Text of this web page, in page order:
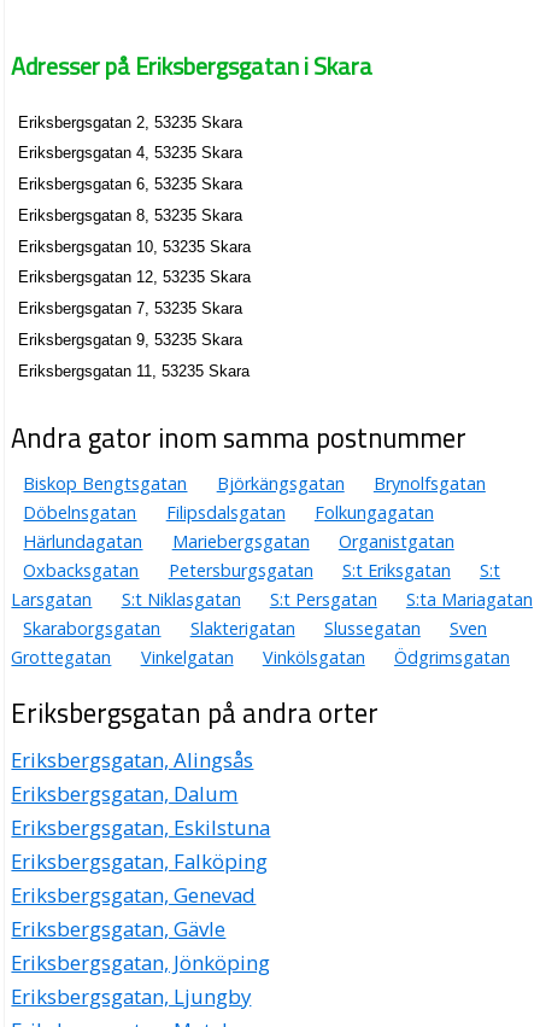
Adresser på Eriksbergsgatan i Skara
Eriksbergsgatan 2, 53235 Skara
Eriksbergsgatan 4, 53235 Skara
Eriksbergsgatan 6, 53235 Skara
Eriksbergsgatan 8, 53235 Skara
Eriksbergsgatan 10, 53235 Skara
Eriksbergsgatan 12, 53235 Skara
Eriksbergsgatan 7, 53235 Skara
Eriksbergsgatan 9, 53235 Skara
Eriksbergsgatan 11, 53235 Skara
Andra gator inom samma postnummer
Biskop Bengtsgatan Björkängsgatan
Brynolfsgatan
Döbelnsgatan
Filipsdalsgatan
Folkungagatan
Härlundagatan
Mariebergsgatan
Organistgatan
Oxbacksgatan
Petersburgsgatan S:t Eriksgatan
S:t
Larsgatan
S:t Niklasgatan S:t Persgatan
S:ta Mariagatan
Skaraborgsgatan
Slakterigatan Slussegatan
Sven
Grottegatan
Vinkelgatan Vinkölsgatan Ödgrimsgatan
Eriksbergsgatan på andra orter
Eriksbergsgatan, Alingsås
Eriksbergsgatan, Dalum
Eriksbergsgatan, Eskilstuna
Eriksbergsgatan, Falköping
Eriksbergsgatan, Genevad
Eriksbergsgatan, Gävle
Eriksbergsgatan, Jönköping
Eriksbergsgatan, Ljungby